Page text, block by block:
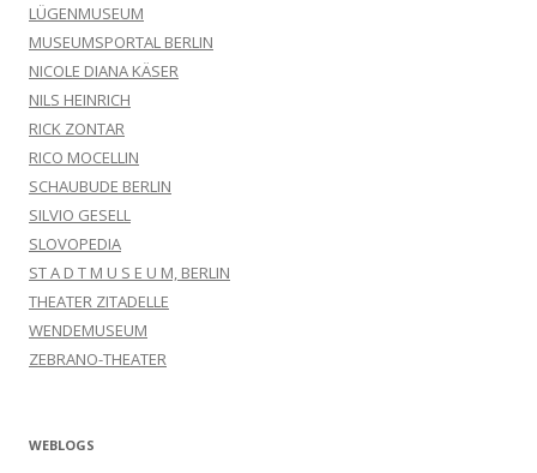
LÜGENMUSEUM
MUSEUMSPORTAL BERLIN
NICOLE DIANA KÄSER
NILS HEINRICH
RICK ZONTAR
RICO MOCELLIN
SCHAUBUDE BERLIN
SILVIO GESELL
SLOVOPEDIA
ST A D T M U S E U M, BERLIN
THEATER ZITADELLE
WENDEMUSEUM
ZEBRANO-THEATER
WEBLOGS